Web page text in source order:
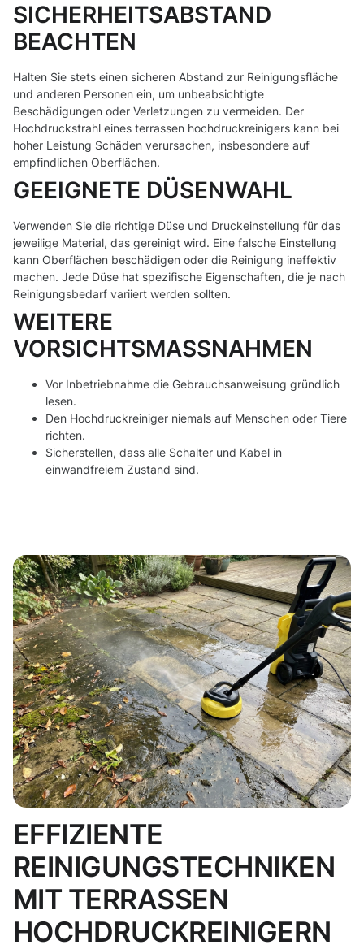
SICHERHEITSABSTAND
BEACHTEN
Halten Sie stets einen sicheren Abstand zur Reinigungsfläche
und anderen Personen ein, um unbeabsichtigte
Beschädigungen oder Verletzungen zu vermeiden. Der
Hochdruckstrahl eines terrassen hochdruckreinigers kann bei
hoher Leistung Schäden verursachen, insbesondere auf
empfindlichen Oberflächen.
GEEIGNETE DÜSENWAHL
Verwenden Sie die richtige Düse und Druckeinstellung für das
jeweilige Material, das gereinigt wird. Eine falsche Einstellung
kann Oberflächen beschädigen oder die Reinigung ineffektiv
machen. Jede Düse hat spezifische Eigenschaften, die je nach
Reinigungsbedarf variiert werden sollten.
WEITERE
VORSICHTSMASSNAHMEN
Vor Inbetriebnahme die Gebrauchsanweisung gründlich
lesen.
Den Hochdruckreiniger niemals auf Menschen oder Tiere
richten.
Sicherstellen, dass alle Schalter und Kabel in
einwandfreiem Zustand sind.
EFFIZIENTE
REINIGUNGSTECHNIKEN
MIT TERRASSEN
HOCHDRUCKREINIGERN